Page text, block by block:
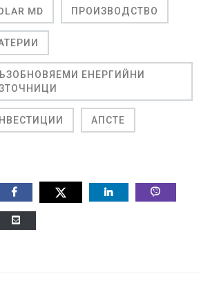
MD ПРОИЗВОДСТВО
ЕНЕРГИЙНИ
АПСТЕ